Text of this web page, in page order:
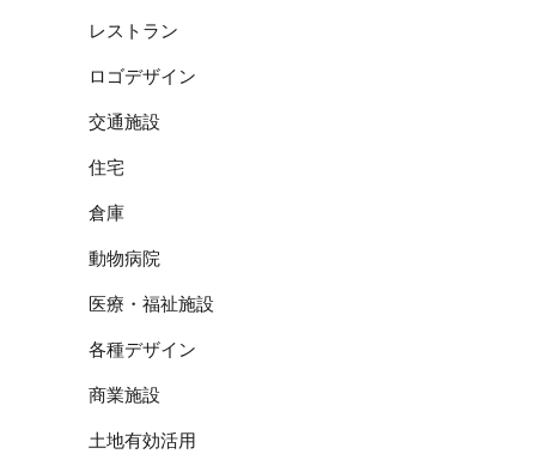
レストラン
ロゴデザイン
交通施設
住宅
倉庫
動物病院
医療・福祉施設
各種デザイン
商業施設
土地有効活用